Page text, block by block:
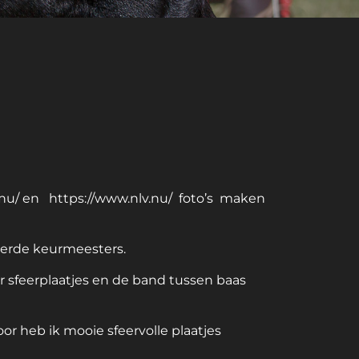
en https://www.nlv.nu/foto’s maken
keurmeesters.
en de band tussen baas
heb ik mooie sfeervolle plaatjes